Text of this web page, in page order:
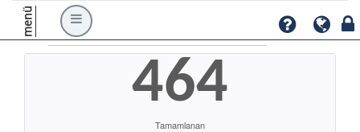
menü
464
Tamamlanan